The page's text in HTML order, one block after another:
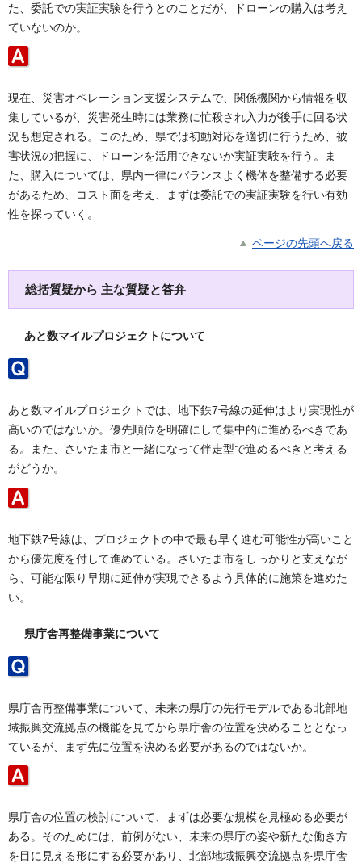
た、委託での実証実験を行うとのことだが、ドローンの購入は考え
ていないのか。
現在、災害オペレーション支援システムで、関係機関から情報を収
集しているが、災害発生時には業務に忙殺され入力が後手に回る状
況も想定される。このため、県では初動対応を適切に行うため、被
害状況の把握に、ドローンを活用できないか実証実験を行う。ま
た、購入については、県内一律にバランスよく機体を整備する必要
があるため、コスト面を考え、まずは委託での実証実験を行い有効
性を探っていく。
ページの先頭へ戻る
総括質疑から 主な質疑と答弁
あと数マイルプロジェクトについて
あと数マイルプロジェクトでは、地下鉄7号線の延伸はより実現性が
高いのではないか。優先順位を明確にして集中的に進めるべきであ
る。また、さいたま市と一緒になって伴走型で進めるべきと考える
がどうか。
地下鉄7号線は、プロジェクトの中で最も早く進む可能性が高いこと
から優先度を付して進めている。さいたま市をしっかりと支えなが
ら、可能な限り早期に延伸が実現できるよう具体的に施策を進めた
い。
県庁舎再整備事業について
県庁舎再整備事業について、未来の県庁の先行モデルである北部地
域振興交流拠点の機能を見てから県庁舎の位置を決めることとなっ
ているが、まず先に位置を決める必要があるのではないか。
県庁舎の位置の検討について、まずは必要な規模を見極める必要が
ある。そのためには、前例がない、未来の県庁の姿や新たな働き方
を目に見える形にする必要があり、北部地域振興交流拠点を県庁舎